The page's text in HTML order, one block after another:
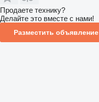
Продаете технику?
Делайте это вместе с нами!
Разместить объявление